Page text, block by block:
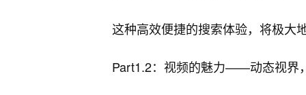
这种高效便捷的搜索体验，将极大
Part1.2：视频的魅力——动态视界